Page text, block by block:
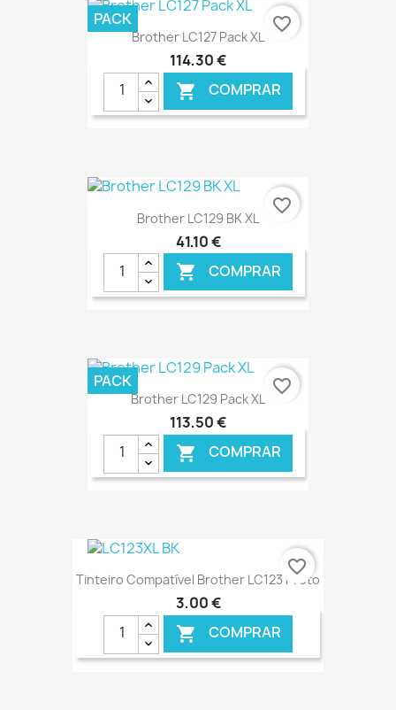
€ ONLINE
Brother LC127 Pack XL
114,30 €
 COMPRAR
€ ONLINE
PACK favorite_border
Brother LC129 BK XL
41,10 €
 COMPRAR
€ ONLINE
favorite_border
Brother LC129 Pack XL
113,50 €
 COMPRAR
€ ONLINE
PACK favorite_border
Tinteiro Compatível Brother LC123 Preto
3,00 €
 COMPRAR
favorite_border